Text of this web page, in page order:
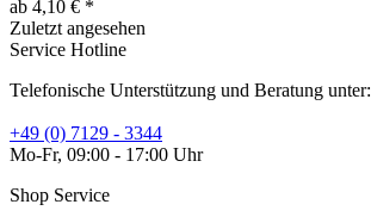
ab 4,10 € *
Zuletzt angesehen
Service Hotline
Telefonische Unterstützung und Beratung unter:
+49 (0) 7129 - 3344
Mo-Fr, 09:00 - 17:00 Uhr
Shop Service